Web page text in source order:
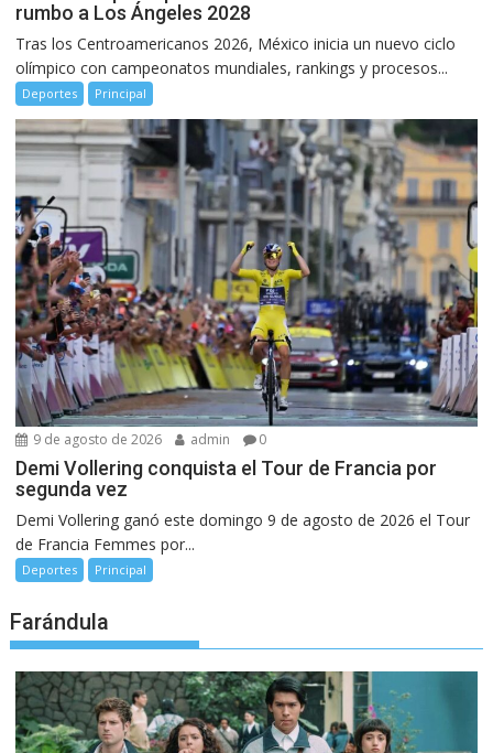
rumbo a Los Ángeles 2028
Tras los Centroamericanos 2026, México inicia un nuevo ciclo
olímpico con campeonatos mundiales, rankings y procesos...
Deportes Principal
9 de agosto de 2026 admin 0
Demi Vollering conquista el Tour de Francia por
segunda vez
Demi Vollering ganó este domingo 9 de agosto de 2026 el Tour
de Francia Femmes por...
Deportes Principal
Farándula